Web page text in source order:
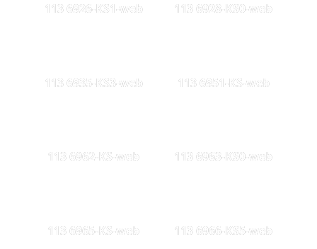
113 6926-KS1-web 113 6928-KS0-web
113 6935-KS3-web 113 6951-KS-web
113 6962-KS-web 113 6963-KS0-web
113 6965-KS-web 113 6966-KS5-web